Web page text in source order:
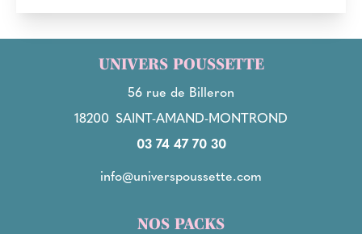
UNIVERS POUSSETTE
56 rue de Billeron
18200 SAINT-AMAND-MONTROND
03 74 47 70 30
info@universpoussette.com
NOS PACKS